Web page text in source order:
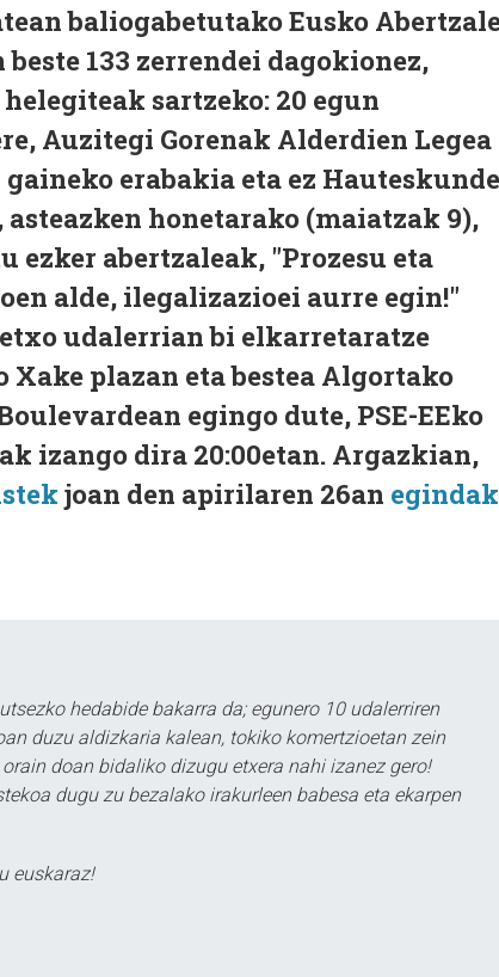
baliogabetutako Eusko
133 zerrendei dagokionez,
sartzeko: 20 egun
Auzitegi Gorenak Alderdien Legea
erabakia eta ez Hauteskunde
honetarako (maiatzak 9),
abertzaleak, "Prozesu eta
alde, ilegalizazioei aurre egin!"
udalerrian bi elkarretaratze
Xake plazan eta bestea Algortako
egingo dute, PSE-EEko
izango dira 20:00etan. Argazkian,
joan den apirilaren 26an
hedabide bakarra da; egunero 10 udalerriren
duzu aldizkaria kalean, tokiko komertzioetan zein
doan bidaliko dizugu etxera nahi izanez gero!
dugu zu bezalako irakurleen babesa eta ekarpen
euskaraz!